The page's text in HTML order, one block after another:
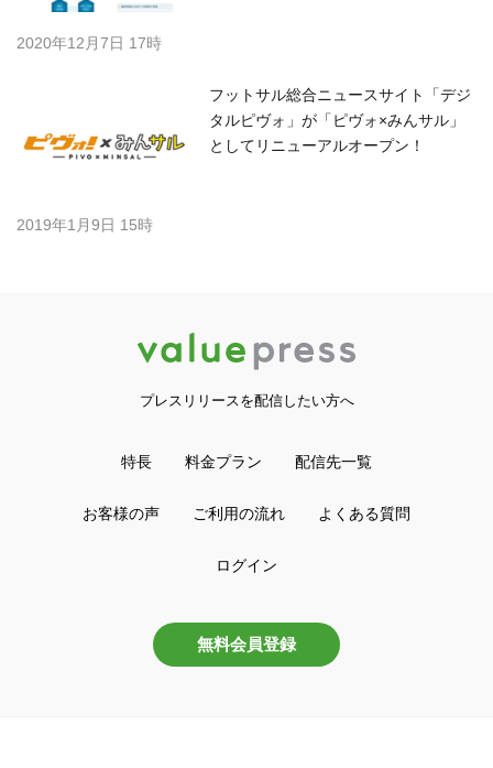
2020年12月7日 17時
フットサル総合ニュースサイト「デジ
タルピヴォ」が「ピヴォ×みんサル」
としてリニューアルオープン！
2019年1月9日 15時
プレスリリースを配信したい方へ
特長 料金プラン 配信先一覧
お客様の声 ご利用の流れ よくある質問
ログイン
無料会員登録